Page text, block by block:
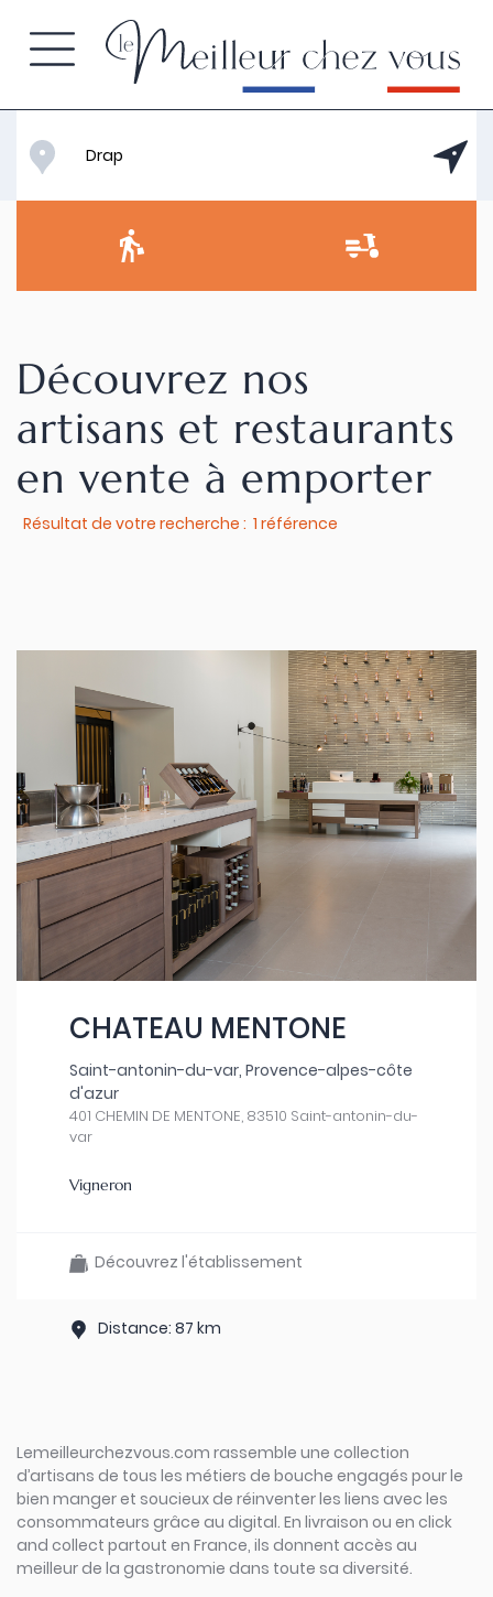
Découvrez nos
artisans et restaurants
en vente à emporter
Résultat de votre recherche : 1 référence
CHATEAU MENTONE
Saint-antonin-du-var, Provence-alpes-côte
d'azur
401 CHEMIN DE MENTONE, 83510 Saint-antonin-du-
var
Vigneron
Découvrez l'établissement
Distance: 87 km
Lemeilleurchezvous.com rassemble une collection
d’artisans de tous les métiers de bouche engagés pour le
bien manger et soucieux de réinventer les liens avec les
consommateurs grâce au digital. En livraison ou en click
and collect partout en France, ils donnent accès au
meilleur de la gastronomie dans toute sa diversité.